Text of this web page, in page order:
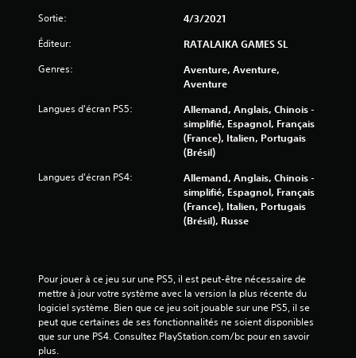
1
a
v
)
Sortie: 4/3/2021
Éditeur: RATALAIKA GAMES SL
Genres:
Aventure, Aventure,
Aventure
Langues d'écran PS5:
Allemand, Anglais, Chinois -
simplifié, Espagnol, Français
(France), Italien, Portugais
(Brésil)
Langues d'écran PS4:
Allemand, Anglais, Chinois -
simplifié, Espagnol, Français
(France), Italien, Portugais
(Brésil), Russe
Pour jouer à ce jeu sur une PS5, il est peut-être nécessaire de
mettre à jour votre système avec la version la plus récente du
logiciel système. Bien que ce jeu soit jouable sur une PS5, il se
peut que certaines de ses fonctionnalités ne soient disponibles
que sur une PS4. Consultez PlayStation.com/bc pour en savoir
plus.